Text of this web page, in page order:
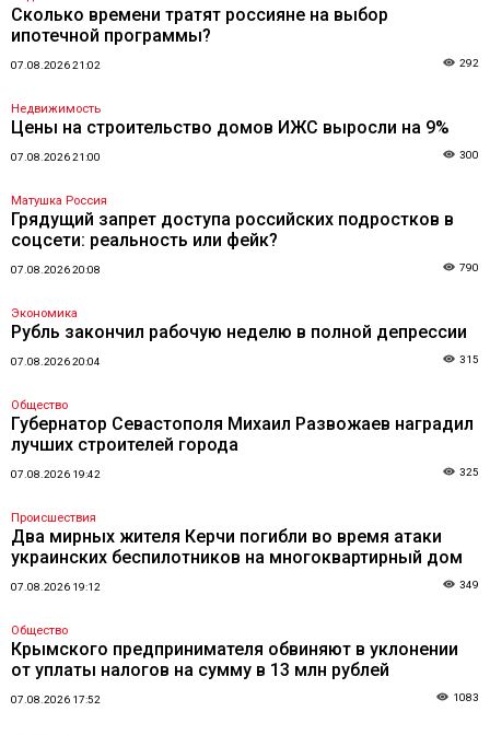
Сколько времени тратят россияне на выбор
ипотечной программы?
07.08.2026 21:02 292
Недвижимость
Цены на строительство домов ИЖС выросли на 9%
07.08.2026 21:00 300
Матушка Россия
Грядущий запрет доступа российских подростков в
соцсети: реальность или фейк?
07.08.2026 20:08 790
Экономика
Рубль закончил рабочую неделю в полной депрессии
07.08.2026 20:04 315
Общество
Губернатор Севастополя Михаил Развожаев наградил
лучших строителей города
07.08.2026 19:42 325
Происшествия
Два мирных жителя Керчи погибли во время атаки
украинских беспилотников на многоквартирный дом
07.08.2026 19:12 349
Общество
Крымского предпринимателя обвиняют в уклонении
от уплаты налогов на сумму в 13 млн рублей
07.08.2026 17:52 1083